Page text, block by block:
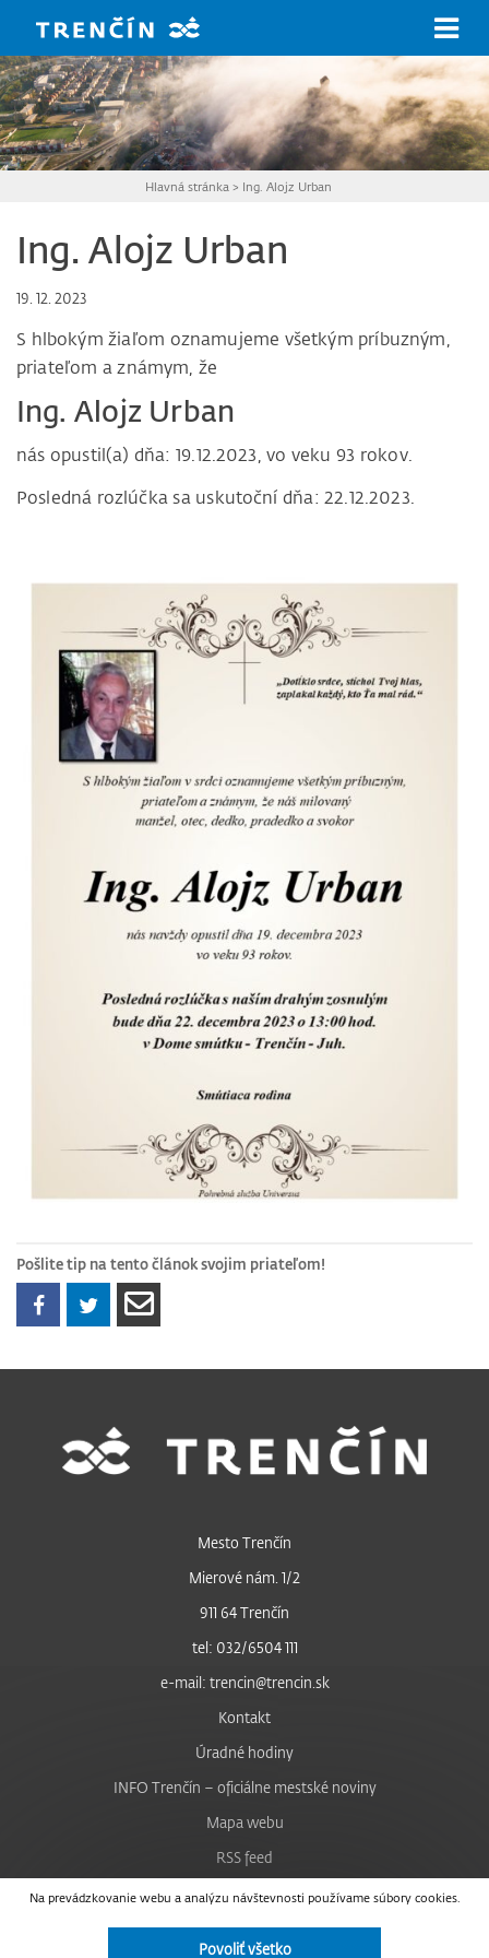
Hlavná stránka > Ing. Alojz Urban
Ing. Alojz Urban
19. 12. 2023
S hlbokým žiaľom oznamujeme všetkým príbuzným,
priateľom a známym, že
Ing. Alojz Urban
nás opustil(a) dňa: 19.12.2023, vo veku 93 rokov.
Posledná rozlúčka sa uskutoční dňa: 22.12.2023.
Pošlite tip na tento článok svojim priateľom!
Na prevádzkovanie webu a analýzu návštevnosti používame súbory cookies.
Povoliť všetko
Mesto Trenčín
Mierové nám. 1/2
911 64 Trenčín
tel: 032/6504 111
e-mail: trencin@trencin.sk
Kontakt
Úradné hodiny
INFO Trenčín – oficiálne mestské noviny
Mapa webu
RSS feed
Nastavenie cookies
Facebook